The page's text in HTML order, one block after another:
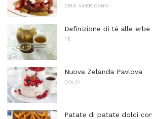
CIBO AMERICANO
Definizione di tè alle erbe
TÈ
Nuova Zelanda Pavlova
DOLCI
Patate di patate dolci